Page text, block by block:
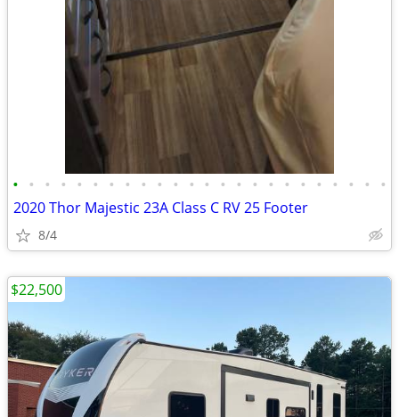
• • • • • • • • • • • • • • • • • • • • • • • •
2020 Thor Majestic 23A Class C RV 25 Footer
8/4
$22,500